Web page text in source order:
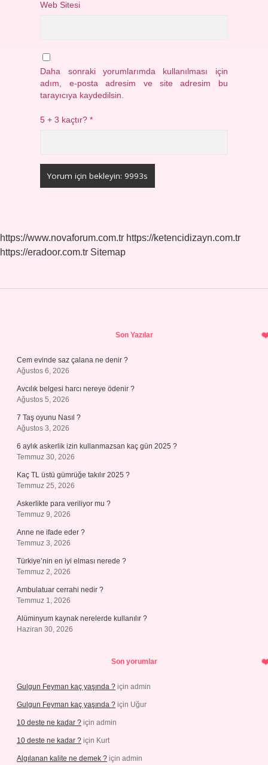
Web Sitesi
Daha sonraki yorumlarımda kullanılması için
adım, e-posta adresim ve site adresim bu
tarayıcıya kaydedilsin.
5 + 3 kaçtır?*
https://www.novaforum.com.tr https://ketencidizayn.com.tr
https://eradoor.com.tr Sitemap
Son Yazılar
Cem evinde saz çalana ne denir ?
Ağustos 6, 2026
Avcılık belgesi harcı nereye ödenir ?
Ağustos 5, 2026
7 Taş oyunu Nasıl ?
Ağustos 3, 2026
6 aylık askerlik izin kullanmazsan kaç gün 2025 ?
Temmuz 30, 2026
Kaç TL üstü gümrüğe takılır 2025 ?
Temmuz 25, 2026
Askerlikte para veriliyor mu ?
Temmuz 9, 2026
Anne ne ifade eder ?
Temmuz 3, 2026
Türkiye’nin en iyi elması nerede ?
Temmuz 2, 2026
Ambulatuar cerrahi nedir ?
Temmuz 1, 2026
Alüminyum kaynak nerelerde kullanılır ?
Haziran 30, 2026
Son yorumlar
Gulgun Feyman kaç yaşında ? için admin
Gulgun Feyman kaç yaşında ? için Uğur
10 deste ne kadar ? için admin
10 deste ne kadar ? için Kurt
Algılanan kalite ne demek ? için admin